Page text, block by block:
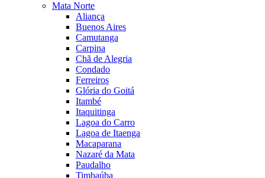
Mata Norte
Aliança
Buenos Aires
Camutanga
Carpina
Chã de Alegria
Condado
Ferreiros
Glória do Goitá
Itambé
Itaquitinga
Lagoa do Carro
Lagoa de Itaenga
Macaparana
Nazaré da Mata
Paudalho
Timbaúba